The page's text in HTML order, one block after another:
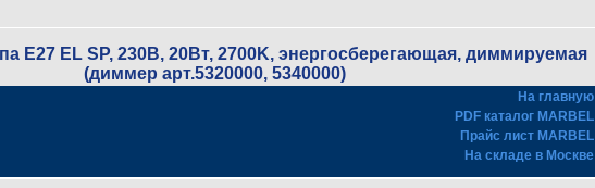
E27 EL SP, 230В, 20Вт, 2700K, энергосберегающая, диммируемая
(диммер арт.5320000, 5340000)
На главную
PDF каталог MARBEL
Прайс лист MARBEL
На складе в Москве